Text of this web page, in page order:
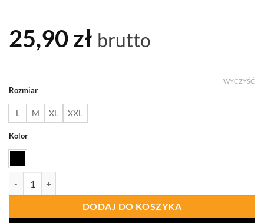
25,90zł brutto
Rozmiar
L M XL XXL
Kolor
WYCZYŚĆ
DODAJ DO KOSZYKA